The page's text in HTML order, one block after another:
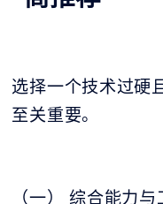
选择一个技术过硬
至关重要。
（一） 综合能力